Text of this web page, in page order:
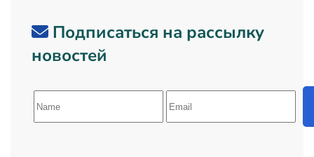
Подписаться на рассылку
новостей